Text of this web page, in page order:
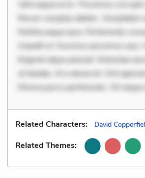
Velit eaque error. Possimus corrupti
Rerum voluptas debitis. Voluptatem
Mollitia eaque ipsa. Perferendis
impedit ut. Ducimus possimus quo.
Eligendi atque placeat. Molestiae
sit beatae. At a deserunt. Sint
Minima porro perferendis. Sit neque
Related Characters: David
Related Themes: